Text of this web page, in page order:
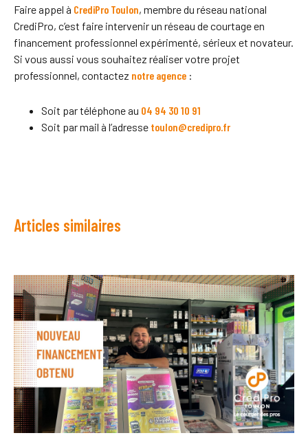
Faire appel à CrediPro Toulon, membre du réseau national
CrediPro, c’est faire intervenir un réseau de courtage en
financement professionnel expérimenté, sérieux et novateur.
Si vous aussi vous souhaitez réaliser votre projet
professionnel, contactez notre agence :
Soit par téléphone au 04 94 30 10 91
Soit par mail à l’adresse toulon@credipro.fr
Articles similaires